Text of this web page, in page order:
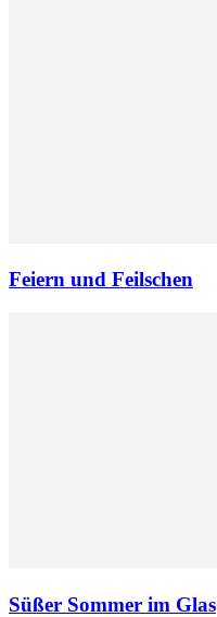
Feiern und Feilschen
Süßer Sommer im Glas